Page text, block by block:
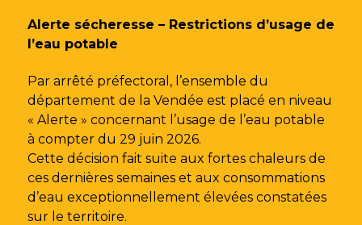
Alerte sécheresse – Restrictions d’usage de
l’eau potable
Par arrêté préfectoral, l’ensemble du
département de la Vendée est placé en niveau
« Alerte » concernant l’usage de l’eau potable
à compter du 29 juin 2026.
Cette décision fait suite aux fortes chaleurs de
ces dernières semaines et aux consommations
d’eau exceptionnellement élevées constatées
sur le territoire.